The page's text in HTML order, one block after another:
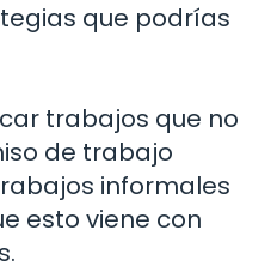
que podrías
trabajos que no
de trabajo
informales
esto viene con